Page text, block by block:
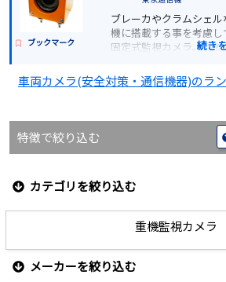
ブックマーク
ブレーカやクラムシェ
機に搭載する事を考慮
固定式監視カメラ。特
最大44倍ズームレンズ
の耐振動性監視カメラ
詳細
続き
車両カメラ(安全対策・通信機器)のラ
特徴で絞り込む
カテゴリを絞り込む
重機監視カメラ
メーカーを絞り込む